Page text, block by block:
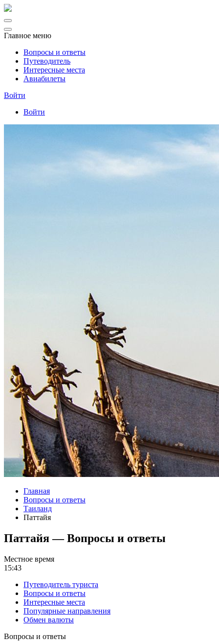
Главное меню
Вопросы и ответы
Путеводитель
Интересные места
Авиабилеты
Войти
Войти
Главная
Вопросы и ответы
Таиланд
Паттайя
Паттайя — Вопросы и ответы
Местное время
15:43
Путеводитель туриста
Вопросы и ответы
Интересные места
Популярные направления
Обмен валюты
Вопросы и ответы